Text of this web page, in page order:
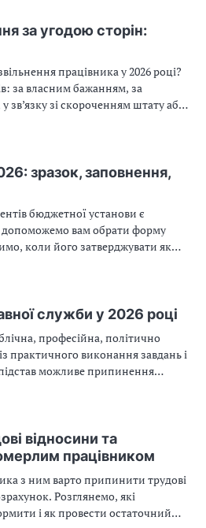
за угодою сторін:
працівника у 2026 році?
за власним бажанням, за
зв’язку зі скороченням штату або
зразок, заповнення,
бюджетної установи є
допоможемо вам обрати форму
коли його затверджувати як
служби у 2026 році
професійна, політично
практичного виконання завдань і
можливе припинення
відносини та
працівником
з ним варто припинити трудові
Розглянемо, які
і як провести остаточний